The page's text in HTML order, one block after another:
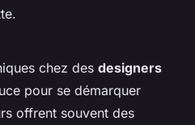
chez des designers
pour se démarquer
offrent souvent des